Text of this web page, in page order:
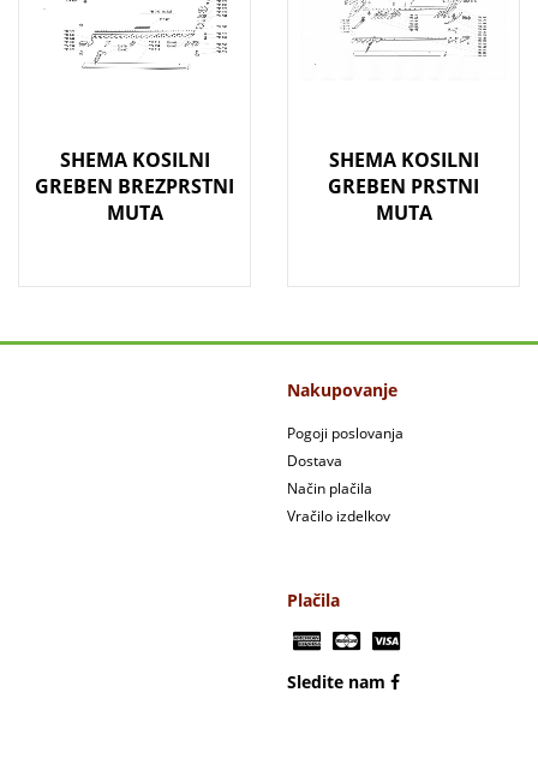
SHEMA KOSILNI
GREBEN BREZPRSTNI
MUTA
SHEMA KOSILNI
GREBEN PRSTNI
MUTA
Nakupovanje
Pogoji poslovanja
Dostava
Način plačila
Vračilo izdelkov
Plačila
Sledite nam